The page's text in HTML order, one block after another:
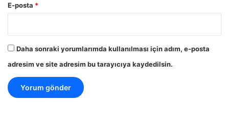
E-posta *
Daha sonraki yorumlarımda kullanılması için adım, e-posta
adresim ve site adresim bu tarayıcıya kaydedilsin.